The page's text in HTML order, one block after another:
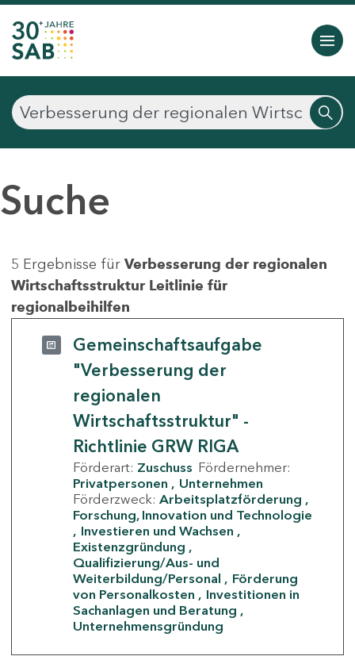
Suche
5 Ergebnisse für Verbesserung der regionalen
Wirtschaftsstruktur Leitlinie für
regionalbeihilfen
Gemeinschaftsaufgabe
"Verbesserung der
regionalen
Wirtschaftsstruktur" -
Richtlinie GRW RIGA
Förderart: Zuschuss Fördernehmer:
Privatpersonen
Unternehmen
Förderzweck: Arbeitsplatzförderung
Forschung, Innovation und Technologie
Investieren und Wachsen
Existenzgründung
Qualifizierung/Aus- und
Weiterbildung/Personal
Förderung
von Personalkosten
Investitionen in
Sachanlagen und Beratung
Unternehmensgründung